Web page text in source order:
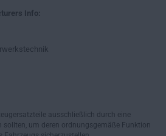
Info:
ausschließlich durch eine
sollten, um deren ordnungsgemäße Funktion